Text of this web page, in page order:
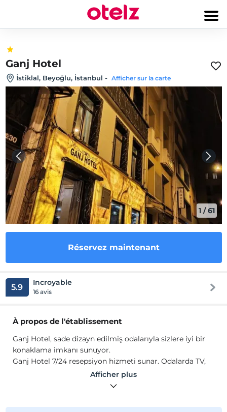
Ganj Hotel
İstiklal, Beyoğlu, İstanbul - Afficher sur la carte
1 /61
Réservez maintenant
5.9 Incroyable
16 avis
À propos de l'établissement
Ganj Hotel, sade dizayn edilmiş odalarıyla sizlere iyi bir
konaklama imkanı sunuyor.
Ganj Hotel 7/24 resepsiyon hizmeti sunar. Odalarda TV,
Wi-Fi, havlu, saç kurutma makinesi, mevcuttur.
Tesis, Taksim Meydanı'na 2 dk. yürüme mesafesindedir.
Afficher plus